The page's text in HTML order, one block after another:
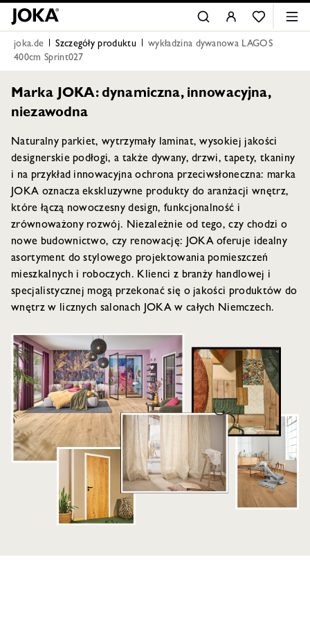
joka.de Szczegóły produktu
wykładzina dywanowa LAGOS
400cm Sprint027
Marka JOKA: dynamiczna, innowacyjna,
niezawodna
Naturalny parkiet, wytrzymały laminat, wysokiej jakości
designerskie podłogi, a także dywany, drzwi, tapety, tkaniny
i na przykład innowacyjna ochrona przeciwsłoneczna: marka
JOKA oznacza ekskluzywne produkty do aranżacji wnętrz,
które łączą nowoczesny design, funkcjonalność i
zrównoważony rozwój. Niezależnie od tego, czy chodzi o
nowe budownictwo, czy renowację: JOKA oferuje idealny
asortyment do stylowego projektowania pomieszczeń
mieszkalnych i roboczych. Klienci z branży handlowej i
specjalistycznej mogą przekonać się o jakości produktów do
wnętrz w licznych salonach JOKA w całych Niemczech.